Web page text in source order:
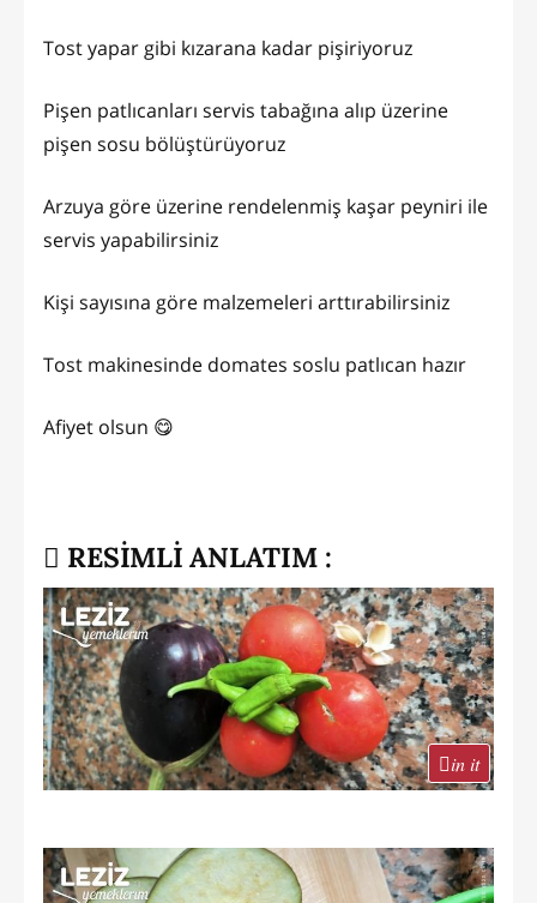
Tost yapar gibi kızarana kadar pişiriyoruz
Pişen patlıcanları servis tabağına alıp üzerine
pişen sosu bölüştürüyoruz
Arzuya göre üzerine rendelenmiş kaşar peyniri ile
servis yapabilirsiniz
Kişi sayısına göre malzemeleri arttırabilirsiniz
Tost makinesinde domates soslu patlıcan hazır
Afiyet olsun 😋
RESİMLİ ANLATIM :
in it